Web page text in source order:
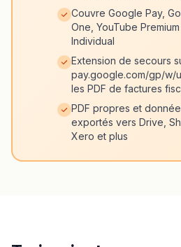
Couvre Google Pay,
One, YouTube
Individual
Extension de secours
pay.google.com/gp/w/
les PDF de factures
PDF propres et
exportés vers Drive,
Xero et plus